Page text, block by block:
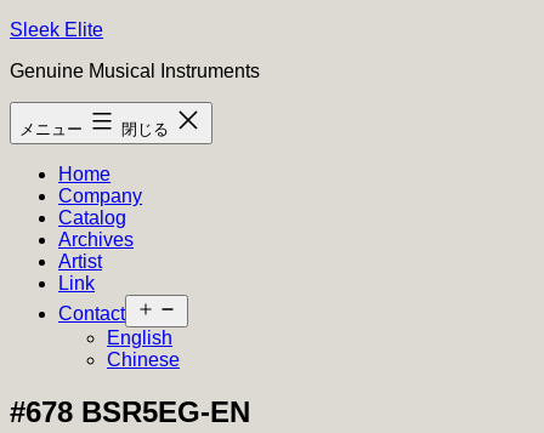
コ
テ
ン
ツ
Sleek Elite
Genuine Musical Instruments
メニュー 閉じる
Home
Company
Catalog
Archives
Artist
Link
Contact
ニ
ー
開
English
Chinese
#678 BSR5EG-EN